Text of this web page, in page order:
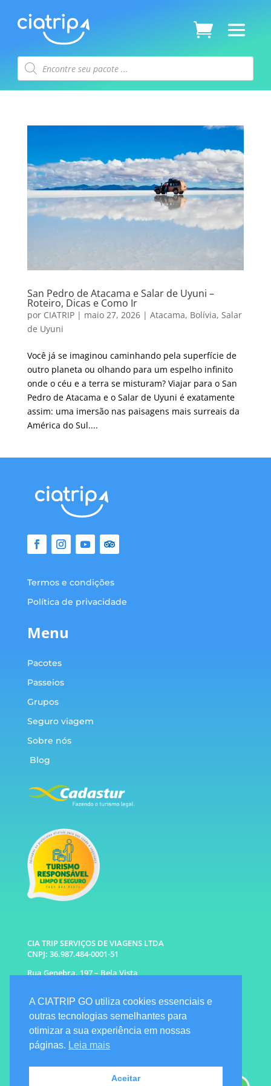
Pesquisar
produtos
San Pedro de Atacama e Salar de Uyuni –
Roteiro, Dicas e Como Ir
por CIATRIP| maio 27, 2026| Atacama, Bolívia, Salar
de Uyuni
Você já se imaginou caminhando pela superfície de
outro planeta ou olhando para um espelho infinito
onde o céu e a terra se misturam? Viajar para o San
Pedro de Atacama e o Salar de Uyuni é exatamente
assim: uma imersão nas paisagens mais surreais da
América do Sul....
Termos e condições
Política de privacidade
Menu
Pacotes
Passeios
Grupos
Seguro viagem
Sobre nós
Blog
CIA TRIP SERVIÇOS DE VIAGENS LTDA
CNPJ: 36.987.484-0001-51
Rua Genebra, 197 – Bela Vista
WhatsApp: (11) 96333-6677 |
94341-1314
E-mail: info@ciatrip.com
Atendimento Comercial:
Segunda à Sexta: 9h às 18h
Sábado e Domingo: 10h as 16h
Emergencial: Seg a Dom das 7h as 22h
A CIATRIP GO utiliza cookies essenciais e
outras tecnologias semelhantes para
otimizar a sua experiência em nossas
páginas. Leia mais
Aceitar